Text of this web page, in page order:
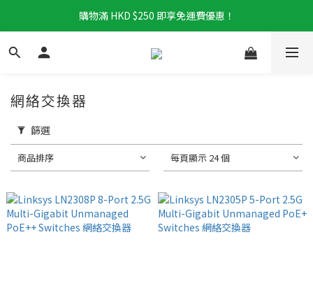
購物滿 HKD $250 即享免運費優惠！
網絡交換器
篩選
商品排序 每頁顯示 24 個